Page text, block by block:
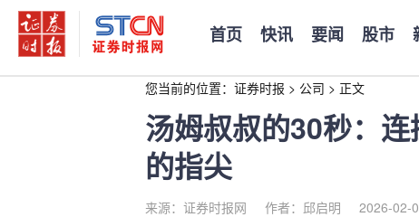
首页 快讯 要闻 股市
您当前的位置： 证券时报 > 公司 > 正文
汤姆叔叔的30秒：
的指尖
来源：证券时报网 作者：邱启明 2026-02-